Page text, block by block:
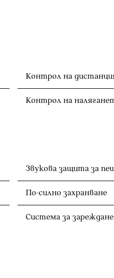
Контрол на
Контрол на
Звукова защита за
По-силно захранване
Система за